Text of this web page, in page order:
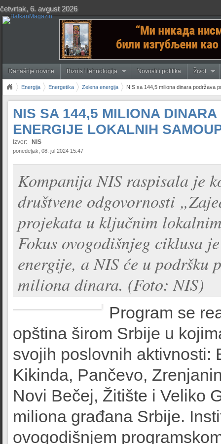
četvrtak, 6. avgust 2026
Današnje novine Biznis i tehnologija Novosti i politika Život
Energija Energetika Zelena energija NIS sa 144,5 miliona dinara podržava
NIS SA 144,5 MILIONA
ENERGIJE LOKALNIH
Izvor: NIS
ponedeljak, 08. jul 2024 15:47
Kompanija NIS raspisala je
društvene odgovornosti
projekata u ključnim
Fokus ovogodišnjeg ciklusa
energije, a NIS će u
miliona dinara. (Foto: NIS)
Program se
opština širom Srbije u
svojih poslovnih aktivnosti:
Kikinda, Pančevo,
Novi Bečej, Žitište i Veliko
miliona građana Srbije.
ovogodišnjem